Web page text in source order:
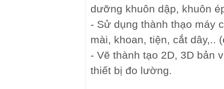
dưỡng khuôn dập, khuôn
- Sử dụng thành thạo máy
mài, khoan, tiện, cắt dây,..
- Vẽ thành tạo 2D, 3D bản
thiết bị đo lường.